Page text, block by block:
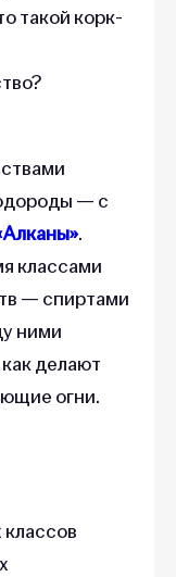
такой корк-
— с
.
классами
— спиртами
ними
делают
огни.